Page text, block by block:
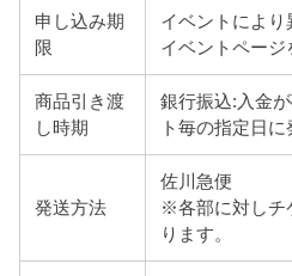
申し込み期
限
イベントによ
イベントページ
商品引き渡
し時期
銀行振込:入金
ト毎の指定日に
発送方法
佐川急便
※各部に対しチ
ります。